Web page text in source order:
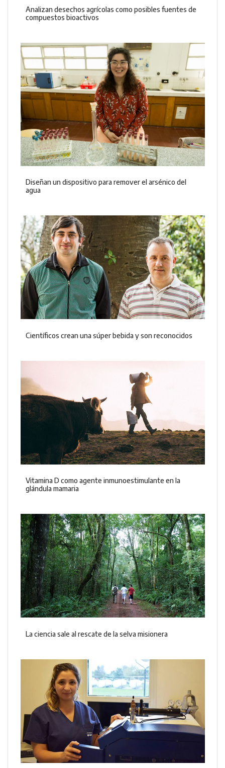
Analizan desechos agrícolas como posibles fuentes de
compuestos bioactivos
Diseñan un dispositivo para remover el arsénico del
agua
Científicos crean una súper bebida y son reconocidos
Vitamina D como agente inmunoestimulante en la
glándula mamaria
La ciencia sale al rescate de la selva misionera